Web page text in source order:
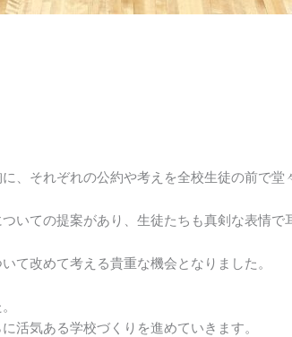
、それぞれの公約や考えを全校生徒の前で堂
ての提案があり、生徒たちも真剣な表情で
て改めて考える貴重な機会となりました。
活気ある学校づくりを進めていきます。